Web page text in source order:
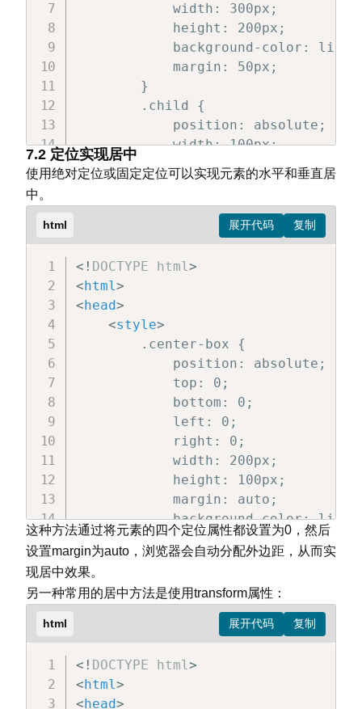
            width: 300px;
            height: 200px;
background-color:
            margin: 50px;
        }
        .child {
            position: absolute;
            width: 100px;
            height: 50px;
background-color:
            top: 20px;
            left: 30px;
        }
</style>
</head
<body>
<div class
        父元素（相对定位）
class =" child"> 子元素（
7.2 定位实现居中
使用绝对定位或固定定位可以实现元素的水平和垂直居
中。
html
<! DOCTYPE html>
<html>
<head>
<style>
        .center-box {
            position: absolute;
            top: 0;
            bottom: 0;
            left: 0;
            right: 0;
            width: 200px;
            height: 100px;
            margin: auto;
background-color:
            text-align: center;
            line-height: 100px;
        }
        .container {
            position: relative;
            height: 300px;
        }
</
这种方法通过将元素的四个定位属性都设置为0，然后
设置margin为auto，浏览器会自动分配外边距，从而实
现居中效果。
另一种常用的居中方法是使用transform属性：
html
<! DOCTYPE html>
<html>
<head>